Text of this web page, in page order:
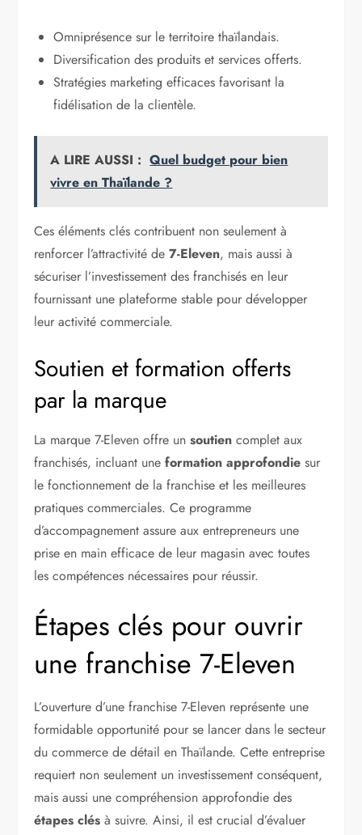
Omniprésence sur le territoire thaïlandais.
Diversification des produits et services offerts.
Stratégies marketing efficaces favorisant la
fidélisation de la clientèle.
A LIRE AUSSI : Quel budget pour bien
vivre en Thaïlande ?
Ces éléments clés contribuent non seulement à
renforcer l’attractivité de7-Eleven, mais aussi à
sécuriser l’investissement des franchisés en leur
fournissant une plateforme stable pour développer
leur activité commerciale.
Soutien et formation offerts
par la marque
La marque 7-Eleven offre unsoutien complet aux
franchisés, incluant uneformation approfondie sur
le fonctionnement de la franchise et les meilleures
pratiques commerciales. Ce programme
d’accompagnement assure aux entrepreneurs une
prise en main efficace de leur magasin avec toutes
les compétences nécessaires pour réussir.
Étapes clés pour ouvrir
une franchise 7-Eleven
L’ouverture d’une franchise 7-Eleven représente une
formidable opportunité pour se lancer dans le secteur
du commerce de détail en Thaïlande. Cette entreprise
requiert non seulement un investissement conséquent,
mais aussi une compréhension approfondie des
étapes clés à suivre. Ainsi, il est crucial d’évaluer